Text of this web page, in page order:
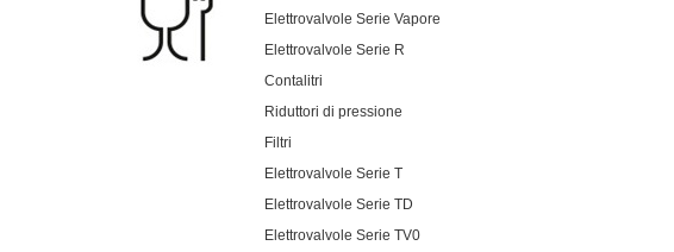
Elettrovalvole Serie Vapore
Elettrovalvole Serie R
Contalitri
Riduttori di pressione
Filtri
Elettrovalvole Serie T
Elettrovalvole Serie TD
Elettrovalvole Serie TV0